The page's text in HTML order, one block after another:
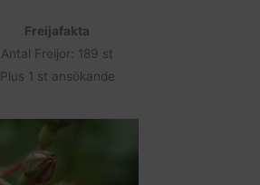
Freijafakta
Antal Freijor: 189 st
Plus 1 st ansökande